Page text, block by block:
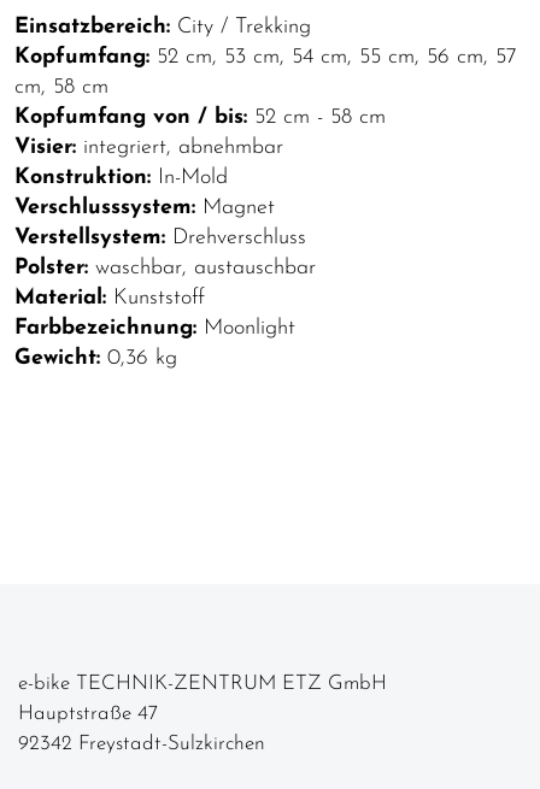
Einsatzbereich: City / Trekking
Kopfumfang: 52 cm, 53 cm, 54 cm, 55 cm, 56 cm, 57
cm, 58 cm
Kopfumfang von / bis: 52 cm - 58 cm
Visier: integriert, abnehmbar
Konstruktion: In-Mold
Verschlusssystem: Magnet
Verstellsystem: Drehverschluss
Polster: waschbar, austauschbar
Material: Kunststoff
Farbbezeichnung: Moonlight
Gewicht: 0,36 kg
e-bike TECHNIK-ZENTRUM ETZ GmbH
Hauptstraße 47
92342 Freystadt-Sulzkirchen